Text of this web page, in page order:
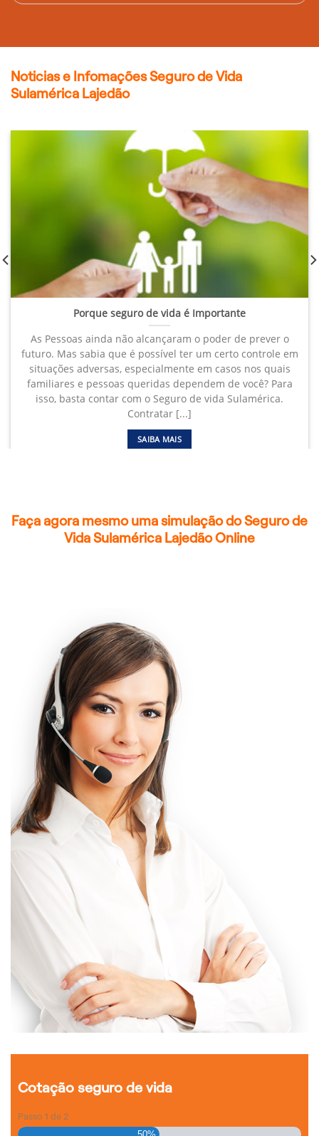
Noticias e Infomações Seguro de Vida
Sulamérica Lajedão
Porque seguro de vida é Importante
As Pessoas ainda não alcançaram o poder de prever o
futuro. Mas sabia que é possível ter um certo controle em
situações adversas, especialmente em casos nos quais
familiares e pessoas queridas dependem de você? Para
isso, basta contar com o Seguro de vida Sulamérica.
Contratar [...]
SAIBA MAIS
Faça agora mesmo uma simulação do Seguro de
Vida Sulamérica Lajedão Online
Cotação seguro de vida
Passo 1 de 2